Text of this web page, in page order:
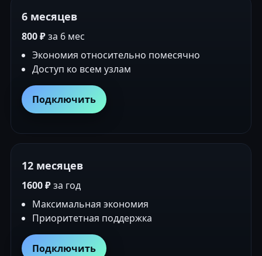
6 месяцев
800 ₽за 6 мес
Экономия относительно помесячно
Доступ ко всем узлам
Подключить
12 месяцев
1600 ₽за год
Максимальная экономия
Приоритетная поддержка
Подключить